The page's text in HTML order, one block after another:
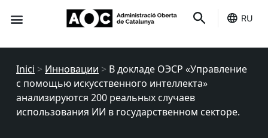
RU
Inici > Инновации > В докладе ОЭСР «Управление
с помощью искусственного интеллекта»
анализируются 200 реальных случаев
использования ИИ в государственном секторе.